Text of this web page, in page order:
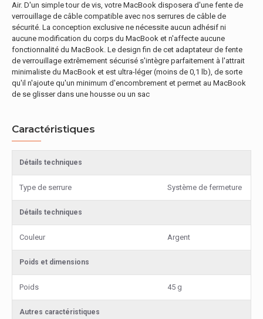
Air. D'un simple tour de vis, votre MacBook disposera d'une fente de
verrouillage de câble compatible avec nos serrures de câble de
sécurité. La conception exclusive ne nécessite aucun adhésif ni
aucune modification du corps du MacBook et n'affecte aucune
fonctionnalité du MacBook. Le design fin de cet adaptateur de fente
de verrouillage extrêmement sécurisé s'intègre parfaitement à l'attrait
minimaliste du MacBook et est ultra-léger (moins de 0,1 lb), de sorte
qu'il n'ajoute qu'un minimum d'encombrement et permet au MacBook
de se glisser dans une housse ou un sac
Caractéristiques
Détails techniques
Type de serrure Système de fermeture
Détails techniques
Couleur Argent
Poids et dimensions
Poids 45 g
Autres caractéristiques